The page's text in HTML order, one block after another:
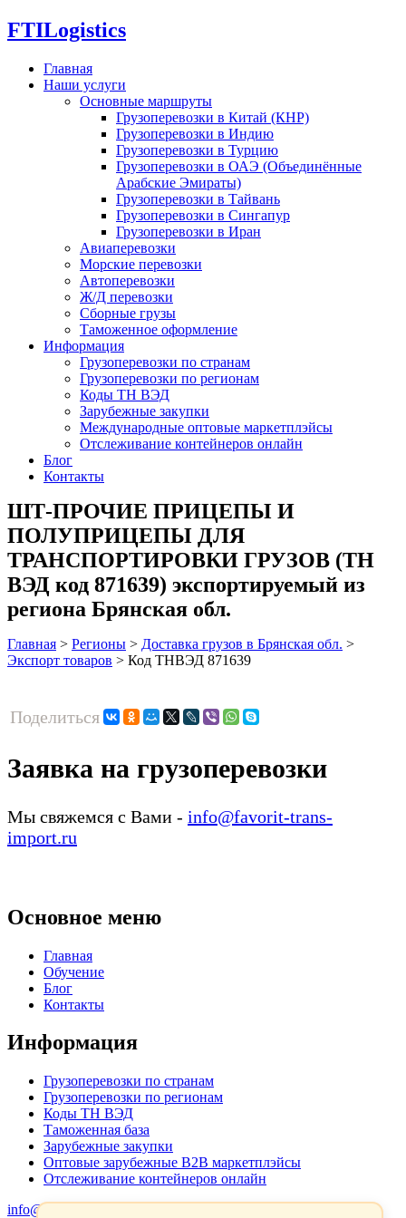
FTILogistics
Главная
Наши услуги
Основные маршруты
Грузоперевозки в Китай (КНР)
Грузоперевозки в Индию
Грузоперевозки в Турцию
Грузоперевозки в ОАЭ (Объединённые
Арабские Эмираты)
Грузоперевозки в Тайвань
Грузоперевозки в Сингапур
Грузоперевозки в Иран
Авиаперевозки
Морские перевозки
Автоперевозки
Ж/Д перевозки
Сборные грузы
Таможенное оформление
Информация
Грузоперевозки по странам
Грузоперевозки по регионам
Коды ТН ВЭД
Зарубежные закупки
Международные оптовые маркетплэйсы
Отслеживание контейнеров онлайн
Блог
Контакты
ШТ-ПРОЧИЕ ПРИЦЕПЫ И
ПОЛУПРИЦЕПЫ ДЛЯ
ТРАНСПОРТИРОВКИ ГРУЗОВ (ТН
ВЭД код 871639) экспортируемый из
региона Брянская обл.
Главная > Регионы > Доставка грузов в Брянская обл. >
Экспорт товаров > Код ТНВЭД 871639
Поделиться
Заявка на грузоперевозки
Мы свяжемся с Вами - info@favorit-trans-
import.ru
Основное меню
Главная
Обучение
Блог
Контакты
Информация
Грузоперевозки по странам
Грузоперевозки по регионам
Коды ТН ВЭД
Таможенная база
Зарубежные закупки
Оптовые зарубежные B2B маркетплэйсы
Отслеживание контейнеров онлайн
info@favorit-trans-import.ru